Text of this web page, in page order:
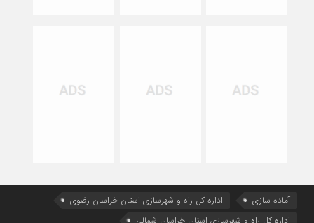
آماده سازی
اداره كل راه و شهرسازي استان خراسان رضوي